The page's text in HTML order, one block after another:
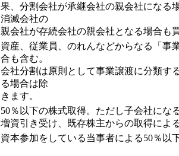
果、分割会社が承継会社の親会社になる
消滅会社の
親会社が存続会社の親会社となる場合も
資産、従業員、のれんなどからなる「事
合も含む。
会社分割は原則として事業譲渡に分類す
る場合は除
きます。
50％以下の株式取得。ただし子会社にな
増資引き受け、既存株主からの取得によ
資本参加をしている当事者による50％以